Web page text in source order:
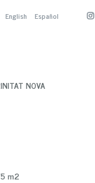
English Español
NOVA
m2